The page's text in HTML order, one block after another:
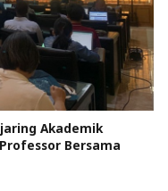
Akademik
Bersama